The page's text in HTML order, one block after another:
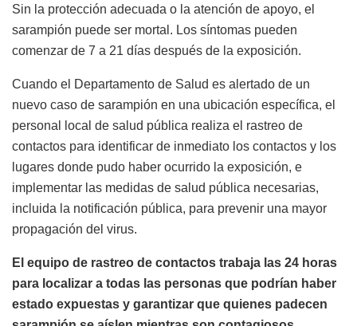
Sin la protección adecuada o la atención de apoyo, el
sarampión puede ser mortal. Los síntomas pueden
comenzar de 7 a 21 días después de la exposición.
Cuando el Departamento de Salud es alertado de un
nuevo caso de sarampión en una ubicación específica, el
personal local de salud pública realiza el rastreo de
contactos para identificar de inmediato los contactos y los
lugares donde pudo haber ocurrido la exposición, e
implementar las medidas de salud pública necesarias,
incluida la notificación pública, para prevenir una mayor
propagación del virus.
El equipo de rastreo de contactos trabaja las 24 horas
para localizar a todas las personas que podrían haber
estado expuestas y garantizar que quienes padecen